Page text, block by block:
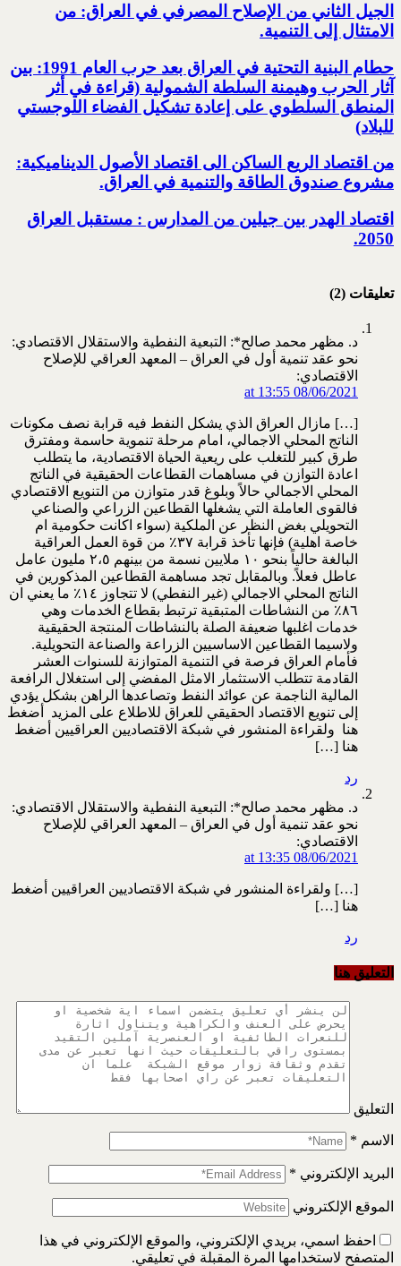
الجيل الثاني من الإصلاح المصرفي في العراق: من
الامتثال إلى التنمية.‏
حطام البنية التحتية في العراق بعد حرب العام 1991: بين
آثار الحرب وهيمنة السلطة الشمولية‎ ‏(قراءة في أثر
المنطق السلطوي على إعادة تشكيل الفضاء اللوجستي
للبلاد)‏
من اقتصاد الريع الساكن الى اقتصاد الأصول الديناميكية:
مشروع صندوق الطاقة والتنمية في العراق‎.
اقتصاد الهدر بين جيلين من المدارس : مستقبل العراق
2050‏‎.‎
تعليقات (2)
د. مظهر محمد صالح*: التبعية النفطية والاستقلال الاقتصادي:
نحو عقد تنمية أول في العراق – المعهد العراقي للإصلاح
الاقتصادي:
08/06/2021 at 13:55
[…] مازال العراق الذي يشكل النفط فيه قرابة نصف مكونات
الناتج المحلي الاجمالي، امام مرحلة تنموية حاسمة ومفترق
طرق كبير للتغلب على ريعية الحياة الاقتصادية، ما يتطلب
اعادة التوازن في مساهمات القطاعات الحقيقية في الناتج
المحلي الاجمالي حالاً وبلوغ قدر متوازن من التنويع الاقتصادي
فالقوى العاملة التي يشغلها القطاعين الزراعي والصناعي
التحويلي بغض النظر عن الملكية (سواء اكانت حكومية ام
خاصة اهلية) فإنها تأخذ قرابة ٣٧٪ من قوة العمل العراقية
البالغة حالياً بنحو ١٠ ملايين نسمة من بينهم ٢،٥ مليون عامل
عاطل فعلاً. وبالمقابل تجد مساهمة القطاعين المذكورين في
الناتج المحلي الاجمالي (غير النفطي) لا تتجاوز ١٤٪ ما يعني ان
٨٦٪ من النشاطات المتبقية ترتبط بقطاع الخدمات وهي
خدمات اغلبها ضعيفة الصلة بالنشاطات المنتجة الحقيقية
ولاسيما القطاعين الاساسيين الزراعة والصناعة التحويلية.
فأمام العراق فرصة في التنمية المتوازنة للسنوات العشر
القادمة تتطلب الاستثمار الامثل المفضي إلى استغلال الرافعة
المالية الناجمة عن عوائد النفط وتصاعدها الراهن بشكل يؤدي
إلى تنويع الاقتصاد الحقيقي للعراق للاطلاع على المزيد أضغط
هنا ولقراءة المنشور في شبكة الاقتصاديين العراقيين أضغط
هنا […]
رد
د. مظهر محمد صالح*: التبعية النفطية والاستقلال الاقتصادي:
نحو عقد تنمية أول في العراق – المعهد العراقي للإصلاح
الاقتصادي:
08/06/2021 at 13:35
[…] ولقراءة المنشور في شبكة الاقتصاديين العراقيين أضغط
هنا […]
رد
التعليق هنا
التعليق
الاسم *
البريد الإلكتروني *
الموقع الإلكتروني
احفظ اسمي، بريدي الإلكتروني، والموقع الإلكتروني في هذا
المتصفح لاستخدامها المرة المقبلة في تعليقي.